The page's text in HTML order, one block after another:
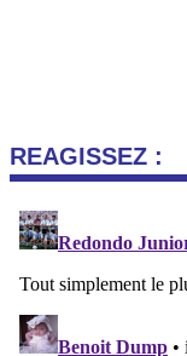
REAGISSEZ :